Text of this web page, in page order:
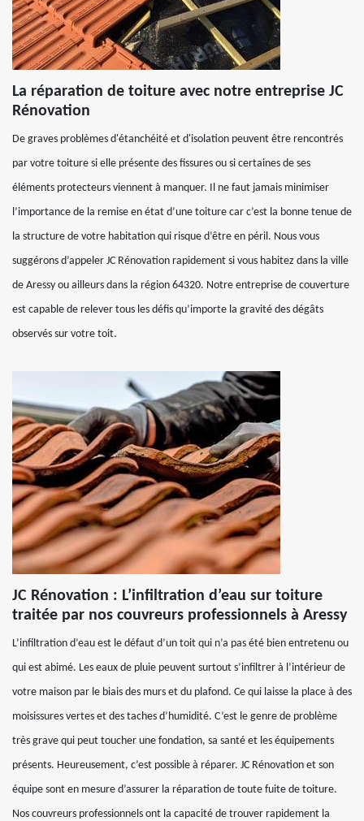
La réparation de toiture avec notre entreprise JC
Rénovation
De graves problèmes d'étanchéité et d'isolation peuvent être rencontrés
par votre toiture si elle présente des fissures ou si certaines de ses
éléments protecteurs viennent à manquer. Il ne faut jamais minimiser
l’importance de la remise en état d’une toiture car c’est la bonne tenue de
la structure de votre habitation qui risque d’être en péril. Nous vous
suggérons d’appeler JC Rénovation rapidement si vous habitez dans la ville
de Aressy ou ailleurs dans la région 64320. Notre entreprise de couverture
est capable de relever tous les défis qu’importe la gravité des dégâts
observés sur votre toit.
JC Rénovation : L’infiltration d’eau sur toiture
traitée par nos couvreurs professionnels à Aressy
L’infiltration d’eau est le défaut d’un toit qui n’a pas été bien entretenu ou
qui est abimé. Les eaux de pluie peuvent surtout s’infiltrer à l’intérieur de
votre maison par le biais des murs et du plafond. Ce qui laisse la place à des
moisissures vertes et des taches d’humidité. C’est le genre de problème
très grave qui peut toucher une fondation, sa santé et les équipements
présents. Heureusement, c’est possible à réparer. JC Rénovation et son
équipe sont en mesure d’assurer la réparation de toute fuite de toiture.
Nos couvreurs professionnels ont la capacité de trouver rapidement la